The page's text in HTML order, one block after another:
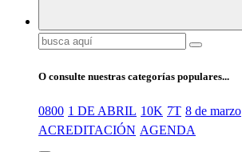
Buscar:
O consulte nuestras categorías populares...
0800 1 DE ABRIL 10K 7T 8 de marzo
ACREDITACIÓN AGENDA